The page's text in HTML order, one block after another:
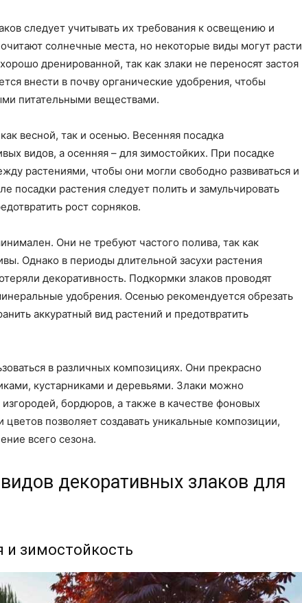
следует учитывать их требования к освещению и
солнечные места, но некоторые виды могут расти
дренированной, так как злаки не переносят застоя
внести в почву органические удобрения, чтобы
питательными веществами.
весной, так и осенью. Весенняя посадка
видов, а осенняя – для зимостойких. При посадке
растениями, чтобы они могли свободно развиваться и
посадки растения следует полить и замульчировать
рост сорняков.
Они не требуют частого полива, так как
Однако в периоды длительной засухи растения
декоративность. Подкормки злаков проводят
удобрения. Осенью рекомендуется обрезать
аккуратный вид растений и предотвратить
в различных композициях. Они прекрасно
кустарниками и деревьями. Злаки можно
бордюров, а также в качестве фоновых
позволяет создавать уникальные композиции,
всего сезона.
декоративных злаков для
и зимостойкость